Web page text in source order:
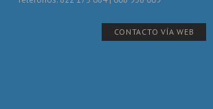
CONTACTO VÍA WEB